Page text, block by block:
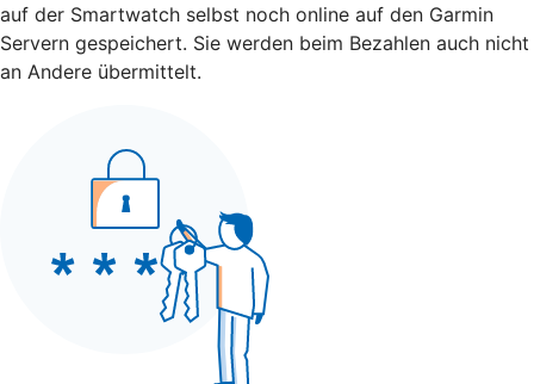
auf der Smartwatch selbst noch online auf den Garmin
Servern gespeichert. Sie werden beim Bezahlen auch nicht
an Andere übermittelt.